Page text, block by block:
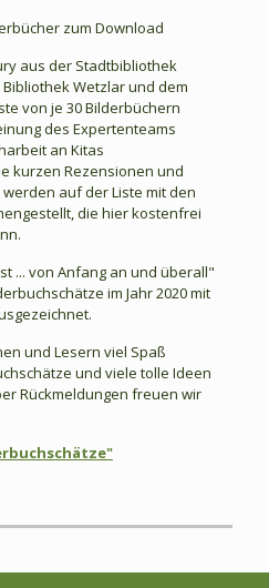
zum Download
aus der Stadtbibliothek
Wetzlar und dem
von je 30 Bilderbüchern
des Expertenteams
an Kitas
kurzen Rezensionen und
auf der Liste mit den
die hier kostenfrei
... von Anfang an und überall"
im Jahr 2020 mit
und Lesern viel Spaß
und viele tolle Ideen
Rückmeldungen freuen wir